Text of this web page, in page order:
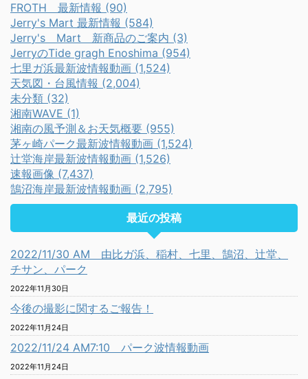
FROTH 最新情報 (90)
Jerry's Mart 最新情報 (584)
Jerry's Mart 新商品のご案内 (3)
JerryのTide gragh Enoshima (954)
七里ガ浜最新波情報動画 (1,524)
天気図・台風情報 (2,004)
未分類 (32)
湘南WAVE (1)
湘南の風予測＆お天気概要 (955)
茅ヶ崎パーク最新波情報動画 (1,524)
辻堂海岸最新波情報動画 (1,526)
速報画像 (7,437)
鵠沼海岸最新波情報動画 (2,795)
最近の投稿
2022/11/30 AM 由比ガ浜、稲村、七里、鵠沼、辻堂、
チサン、パーク
2022年11月30日
今後の撮影に関するご報告！
2022年11月24日
2022/11/24 AM7:10 パーク波情報動画
2022年11月24日